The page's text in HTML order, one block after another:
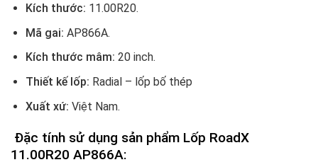
Kích thước: 11.00R20.
Mã gai: AP866A.
Kích thước mâm: 20 inch.
Thiết kế lốp: Radial – lốp bố thép
Xuất xứ: Việt Nam.
Đặc tính sử dụng sản phẩm Lốp RoadX
11.00R20 AP866A: